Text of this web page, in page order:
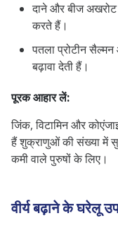
दाने और बीज
करते हैं।
पतला प्रोटीन
बढ़ावा देती हैं।
पूरक आहार लें:
जिंक, विटामिन और
हैं शुक्राणुओं की संख्या में
कमी वाले पुरुषों के लिए।
वीर्य बढ़ाने के घरेलू